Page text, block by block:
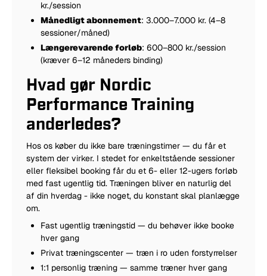
kr./session
Månedligt abonnement: 3.000–7.000 kr. (4–8
sessioner/måned)
Længerevarende forløb: 600–800 kr./session
(kræver 6–12 måneders binding)
Hvad gør Nordic
Performance Training
anderledes?
Hos os køber du ikke bare træningstimer — du får et
system der virker. I stedet for enkeltstående sessioner
eller fleksibel booking får du et 6- eller 12-ugers forløb
med fast ugentlig tid. Træningen bliver en naturlig del
af din hverdag - ikke noget, du konstant skal planlægge
om.
Fast ugentlig træningstid — du behøver ikke booke
hver gang
Privat træningscenter — træn i ro uden forstyrrelser
1:1 personlig træning — samme træner hver gang